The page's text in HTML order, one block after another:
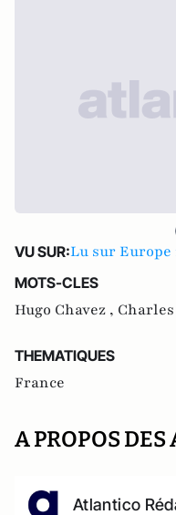
VU SUR:Lu sur Europe
MOTS-CLES
Hugo Chavez ,
THEMATIQUES
France
A PROPOS DES
Atlantico